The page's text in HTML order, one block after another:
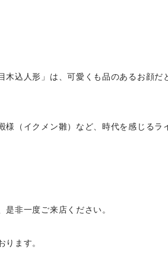
木込人形」は、可愛くも品のあるお顔だ
様（イクメン雛）など、時代を感じるラ
非一度ご来店ください。
ります。